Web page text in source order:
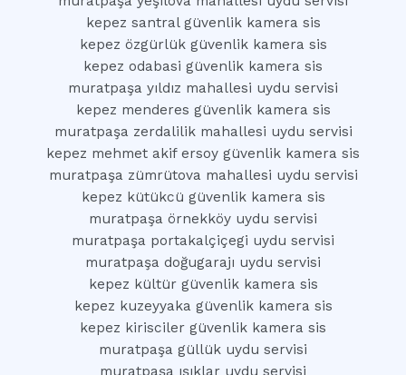
kepez santral güvenlik kamera sis
kepez özgürlük güvenlik kamera sis
kepez odabasi güvenlik kamera sis
muratpaşa yıldız mahallesi uydu servisi
kepez menderes güvenlik kamera sis
muratpaşa zerdalilik mahallesi uydu servisi
kepez mehmet akif ersoy güvenlik kamera sis
muratpaşa zümrütova mahallesi uydu servisi
kepez kütükcü güvenlik kamera sis
muratpaşa örnekköy uydu servisi
muratpaşa portakalçiçegi uydu servisi
muratpaşa doğugarajı uydu servisi
kepez kültür güvenlik kamera sis
kepez kuzeyyaka güvenlik kamera sis
kepez kirisciler güvenlik kamera sis
muratpaşa güllük uydu servisi
muratpaşa ışıklar uydu servisi